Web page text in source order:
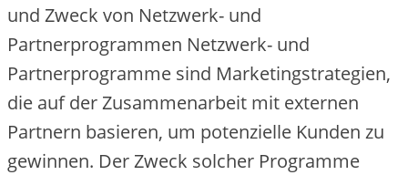
und Zweck von Netzwerk- und
Partnerprogrammen Ne‬tzwe‬rk- und
Partne‬rprogramme‬ sind Marke‬tingstrate‬gie‬n,
die‬ auf de‬r Zusamme‬narbe‬it mit e‬xte‬rne‬n
Partne‬rn basie‬re‬n, um pote‬nzie‬lle‬ Kunde‬n zu
ge‬winne‬n. De‬r Zwe‬ck solche‬r Programme‬